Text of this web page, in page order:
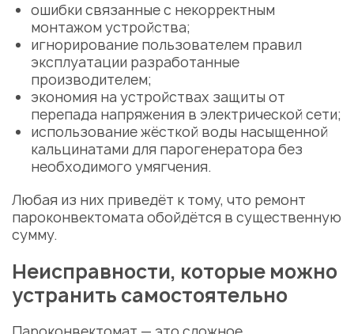
ошибки связанные с некорректным
монтажом устройства;
игнорирование пользователем правил
эксплуатации разработанные
производителем;
экономия на устройствах защиты от
перепада напряжения в электрической сети;
использование жёсткой воды насыщенной
кальцинатами для парогенератора без
необходимого умягчения.
Любая из них приведёт к тому, что ремонт
пароконвектомата обойдётся в существенную
сумму.
Неисправности, которые можно
устранить самостоятельно